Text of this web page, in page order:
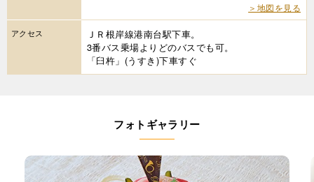
＞地図を見る
アクセス
ＪＲ根岸線港南台駅下車。
3番バス乗場よりどのバスでも可。
「臼杵」(うすき)下車すぐ
フォトギャラリー